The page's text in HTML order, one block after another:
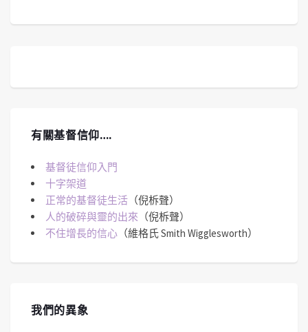
有關基督信仰….
基督徒信仰入門
十字架道
正常的基督徒生活 （倪柝聲）
人的破碎與靈的出來 （倪柝聲）
不住增長的信心 （維格氏 Smith Wigglesworth）
我們的異象